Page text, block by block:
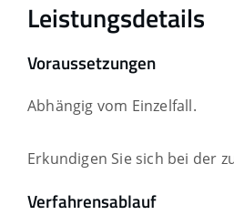
Leistungsdetails
Voraussetzungen
Abhängig vom Einzelfall.
Erkundigen Sie sich bei der
Verfahrensablauf